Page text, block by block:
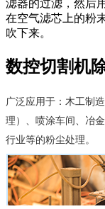
滤器的过滤，然后
在空气滤芯上的粉
吹下来。
数控切割机
广泛应用于：木工制
理）、喷涂车间、冶
行业等的粉尘处理。